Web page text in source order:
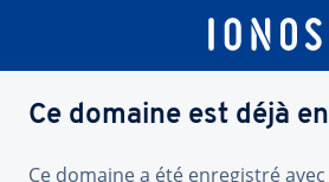
Ce domaine est déjà
Ce domaine a été enregistré avec